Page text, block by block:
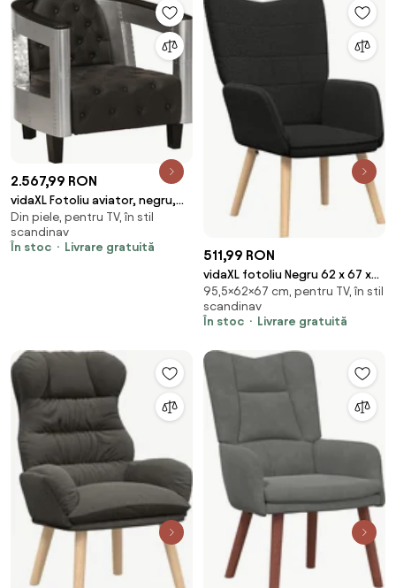
2.567,99 RON
vidaXL Fotoliu aviator, negru,
piele naturală
Din piele, pentru TV, în stil
scandinav
În stoc
Livrare gratuită
511,99 RON
vidaXL fotoliu Negru 62 x 67 x
95,5 cm Țesătura Sherpa
95,5×62×67 cm, pentru TV, în stil
scandinav
În stoc
Livrare gratuită